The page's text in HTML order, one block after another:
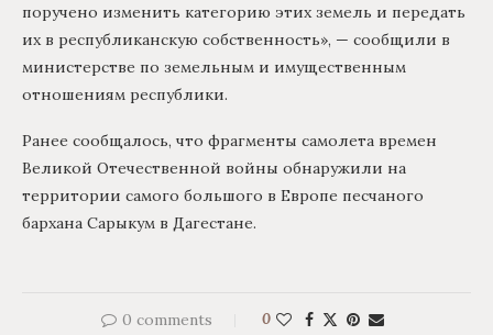
поручено изменить категорию этих земель и передать
их в республиканскую собственность», — сообщили в
министерстве по земельным и имущественным
отношениям республики.
Ранее сообщалось, что фрагменты самолета времен
Великой Отечественной войны обнаружили на
территории самого большого в Европе песчаного
бархана Сарыкум в Дагестане.
0 comments 0